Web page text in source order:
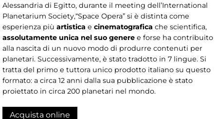
Alessandria di Egitto, durante il meeting dell’International
Planetarium Society,“Space Opera” si è distinta come
esperienza più artistica e cinematografica che scientifica,
assolutamente unica nel suo genere e forse ha contribuito
alla nascita di un nuovo modo di produrre contenuti per
planetari. Successivamente, è stato tradotto in 7 lingue. Si
tratta del primo e tuttora unico prodotto italiano su questo
formato: a circa 12 anni dalla sua pubblicazione è stato
proiettato in circa 200 planetari nel mondo.
Acquista online